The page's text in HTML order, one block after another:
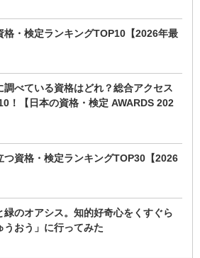
格・検定ランキングTOP10【2026年最
調べている資格はどれ？総合アクセス
！【日本の資格・検定 AWARDS 202
つ資格・検定ランキングTOP30【2026
緑のオアシス。知的好奇心をくすぐら
うおう」に行ってみた